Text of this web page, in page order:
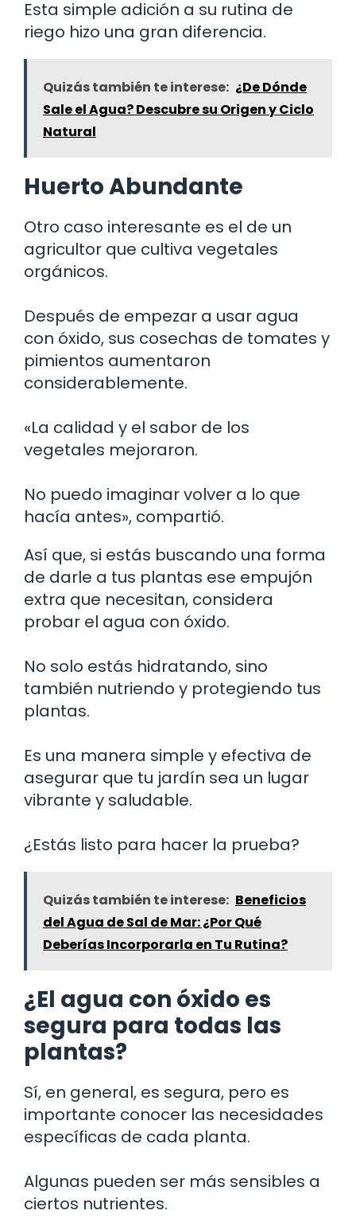
Esta simple adición a su rutina de
riego hizo una gran diferencia.
Quizás también te interese: ¿De Dónde
Sale el Agua? Descubre su Origen y Ciclo
Natural
Huerto Abundante
Otro caso interesante es el de un
agricultor que cultiva vegetales
orgánicos.
Después de empezar a usar agua
con óxido, sus cosechas de tomates y
pimientos aumentaron
considerablemente.
«La calidad y el sabor de los
vegetales mejoraron.
No puedo imaginar volver a lo que
hacía antes», compartió.
Así que, si estás buscando una forma
de darle a tus plantas ese empujón
extra que necesitan, considera
probar el agua con óxido.
No solo estás hidratando, sino
también nutriendo y protegiendo tus
plantas.
Es una manera simple y efectiva de
asegurar que tu jardín sea un lugar
vibrante y saludable.
¿Estás listo para hacer la prueba?
Quizás también te interese: Beneficios
del Agua de Sal de Mar: ¿Por Qué
Deberías Incorporarla en Tu Rutina?
¿El agua con óxido es
segura para todas las
plantas?
Sí, en general, es segura, pero es
importante conocer las necesidades
específicas de cada planta.
Algunas pueden ser más sensibles a
ciertos nutrientes.